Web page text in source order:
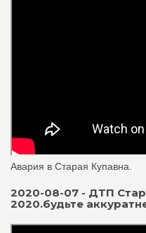
Авария в Старая Купавна.
2020-08-07 - ДТП
2020.будьте